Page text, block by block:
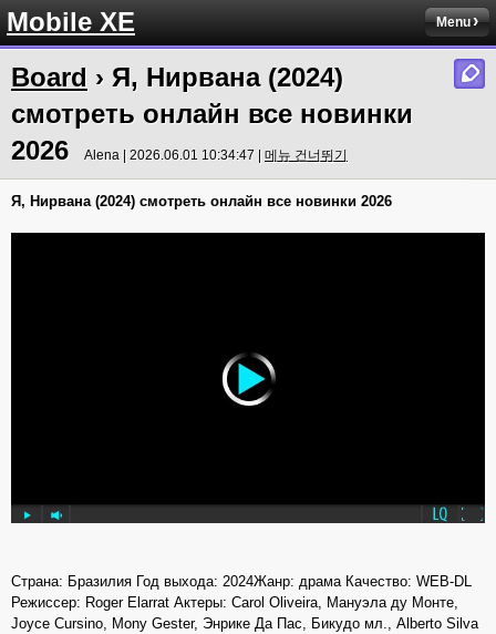
Mobile XE Menu
Board › Я, Нирвана (2024)
смотреть онлайн все новинки
2026
Alena | 2026.06.01 10:34:47 | 메뉴 건너뛰기
Я, Нирвана (2024) смотреть онлайн все новинки 2026
Страна: Бразилия Год выхода: 2024Жанр: драма Качество: WEB-DL
Режиссер: Roger Elarrat Актеры: Carol Oliveira, Мануэла ду Монте,
Joyce Cursino, Mony Gester, Энрике Да Пас, Бикудо мл., Alberto Silva